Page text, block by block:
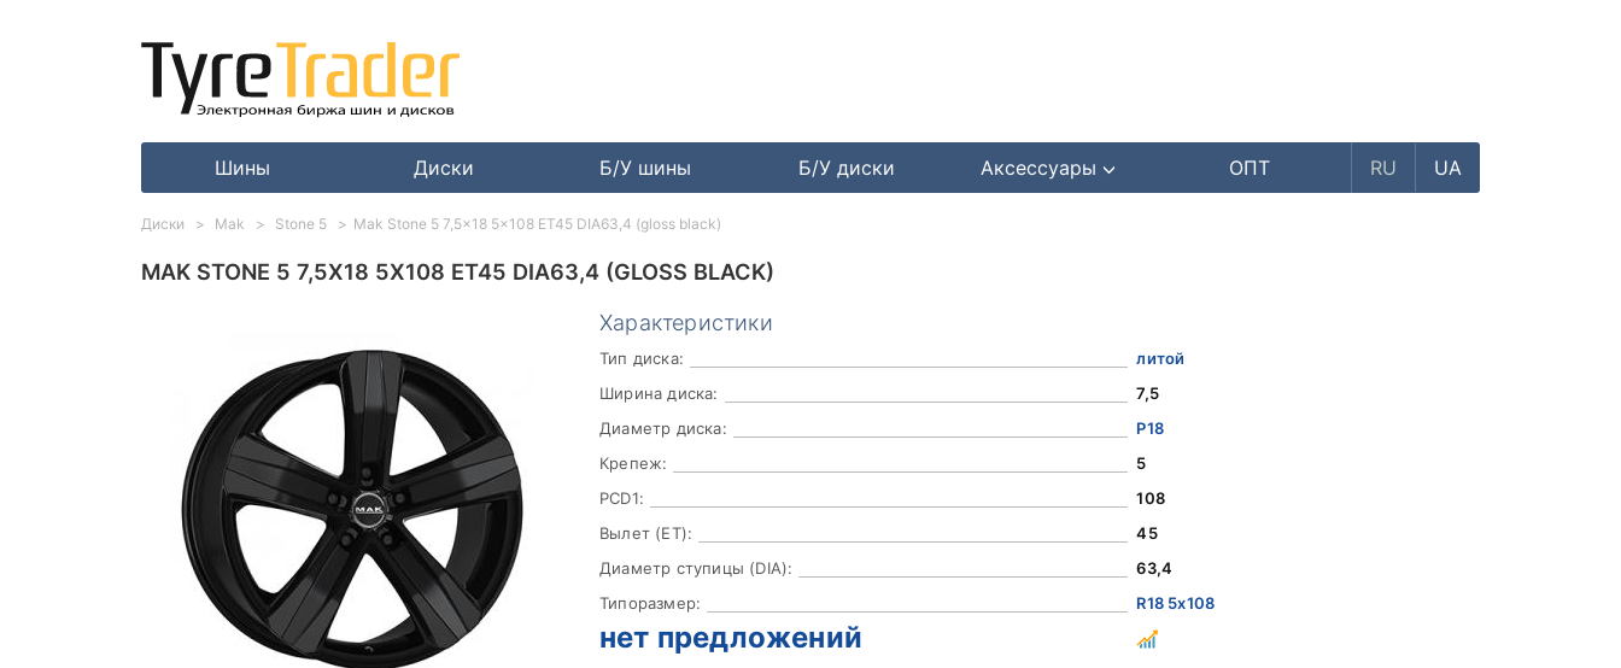
Шины Диски Б/У шины Б/У диски Аксессуары ОПТ RU UA
MAK STONE 5 7,5X18 5X108 ET45 DIA63,4 (GLOSS BLACK)
Характеристики
Тип диска:
литой
Ширина диска:
7,5
Диаметр диска:
Р18
Крепеж:
5
PCD1:
108
Вылет (ET):
45
Диаметр ступицы (DIA):
63,4
Типоразмер:
R18 5x108
нет предложений
Диски Mak Stone 5 Mak Stone 5 7,5x18 5x108 ET45 DIA63,4 (gloss black)